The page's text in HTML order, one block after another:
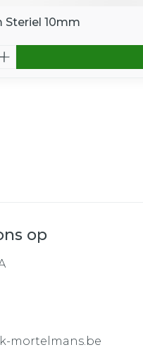
Steriel 10mm
op
mortelmans.be